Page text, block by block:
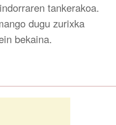
tankerakoa.
dugu zurixka
bekaina.